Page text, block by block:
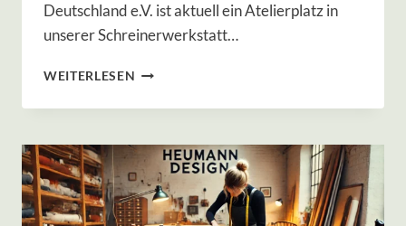
L
E
A
M
Deutschland e.V. ist aktuell ein Atelierplatz in
unserer Schreinerwerkstatt…
WEITERLESEN
E
I
E
R
P
L